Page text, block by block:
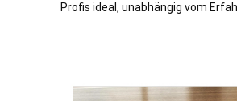
Profis ideal, unabhängig vom